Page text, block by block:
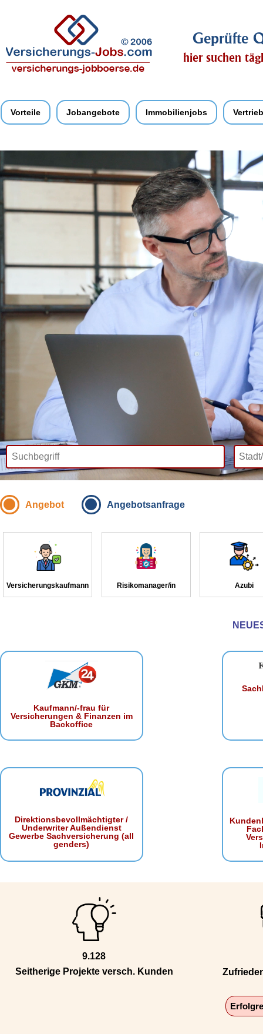
Geprüfte
hier suchen
Vorteile Jobangebote Immobilienjobs Vertrieb
Angebot Angebotsanfrage
Versicherungskaufmann Risikomanager/in Azubi
Kaufmann/-frau für
Versicherungen & Finanzen im
Backoffice
Direktionsbevollmächtigter /
Underwriter Außendienst
Gewerbe Sachversicherung (all
genders)
9.128
Seitherige Projekte versch. Kunden